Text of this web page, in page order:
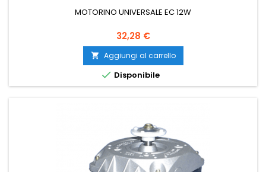
MOTORINO UNIVERSALE EC 12W
Prezzo
32,28 €
 Aggiungi al carrello
 Disponibile